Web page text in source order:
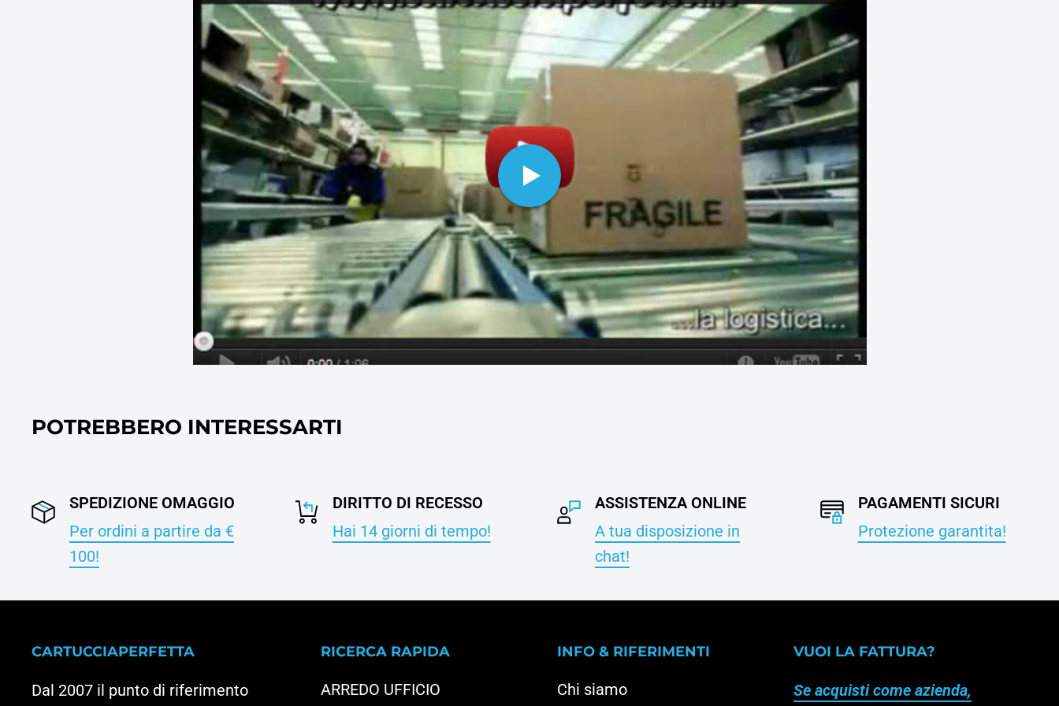
POTREBBERO INTERESSARTI
SPEDIZIONE OMAGGIO
Per ordini a partire da €
100!
DIRITTO DI RECESSO
Hai 14 giorni di tempo!
ASSISTENZA ONLINE
A tua disposizione in
chat!
PAGAMENTI SICURI
Protezione garantita!
CARTUCCIAPERFETTA
Dal 2007 il punto di riferimento
RICERCA RAPIDA
ARREDO UFFICIO
INFO & RIFERIMENTI
Chi siamo
VUOI LA FATTURA?
Se acquisti come azienda,